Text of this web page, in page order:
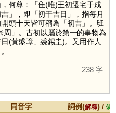
尊：「隹(唯)王初遷宅于成
」，即「初干吉日」，指每月
頭十天皆可稱為「初吉」。班
周」。古初以屬於第一的事物為
(黃盛璋、裘錫圭)。又用作人
238 字
同音字 詞例(解釋) / 備